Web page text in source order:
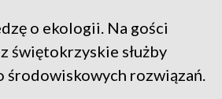
o ekologii. Na gości
świętokrzyskie służby
środowiskowych rozwiązań.